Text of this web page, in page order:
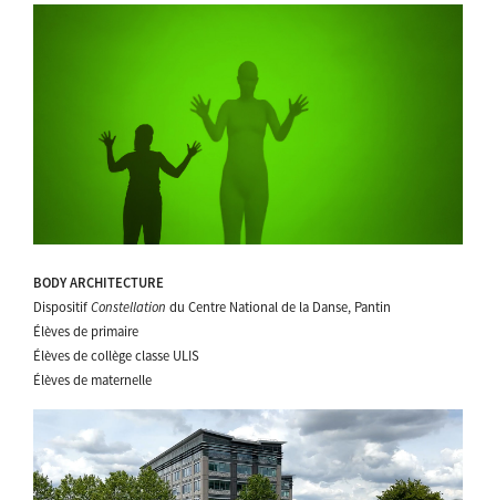
BODY ARCHITECTURE
Dispositif Constellation du Centre National de la Danse, Pantin
Élèves de primaire
Élèves de collège classe ULIS
Élèves de maternelle